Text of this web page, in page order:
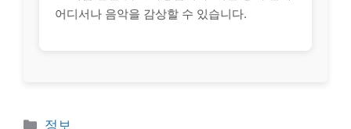
어디서나 음악을 감상할 수 있습니다.
Categories
정보